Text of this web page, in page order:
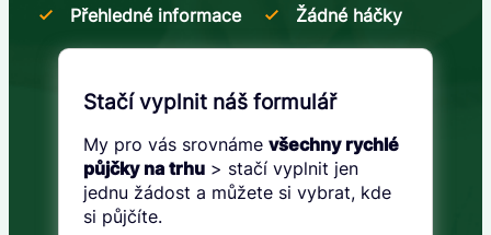
Přehledné informace Žádné háčky
Stačí vyplnit náš formulář
My pro vás srovnámevšechny rychlé
půjčky na trhu > stačí vyplnit jen
jednu žádost a můžete si vybrat, kde
si půjčíte.